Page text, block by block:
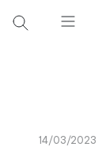
14/03/2023